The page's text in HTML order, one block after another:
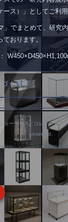
ース）」としてご利用
」でまとめて、研究
おります。
く表示
ョーケース／コレクション
reserved.
レクションケース｜製作販売専